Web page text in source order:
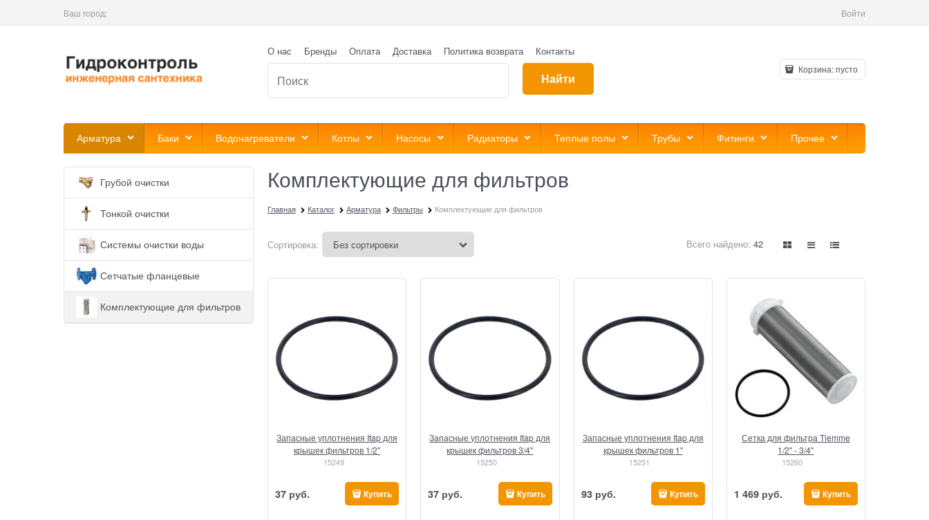
Ваш город: Войти
О нас Бренды Оплата Доставка Политика возврата Контакты
Найти
Корзина:пусто
Арматура Баки Водонагреватели Котлы Насосы Радиаторы Теплые полы Трубы Фитинги Прочее
Грубой очистки
Тонкой очистки
Системы очистки воды
Сетчатые фланцевые
Комплектующие для фильтров
Комплектующие для фильтров
Главная Каталог Арматура Фильтры Комплектующие для фильтров
Сортировка: Всего найдено: 42
Запасные уплотнения Itap для
крышек фильтров 1/2"
15249
37 руб. Купить
Запасные уплотнения Itap для
крышек фильтров 3/4"
15250
37 руб. Купить
Запасные уплотнения Itap для
крышек фильтров 1"
15251
93 руб. Купить
Сетка для фильтра Tiemme
1/2" - 3/4"
15260
1 469 руб. Купить